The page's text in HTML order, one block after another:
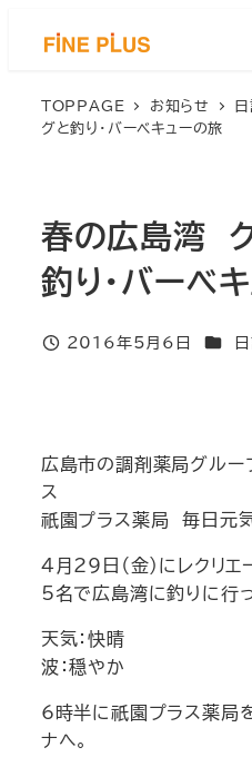
TOPPAGE お知らせ 日
グと釣り・バーベキューの旅
春の広島湾
釣り・バーベ
投稿日
2016年5月6日 カテゴ
広島市の調剤薬局グルー
ス
祇園プラス薬局 毎日元
4月29日（金）にレクリエ
5名で広島湾に釣りに行
天気：快晴
波：穏やか
6時半に祇園プラス薬局
ナへ。